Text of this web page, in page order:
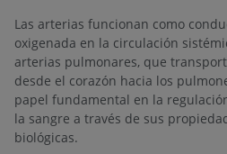
Las arterias funcionan como
oxigenada en la circulación
arterias pulmonares, que
desde el corazón hacia los
papel fundamental en la
la sangre a través de sus
biológicas.